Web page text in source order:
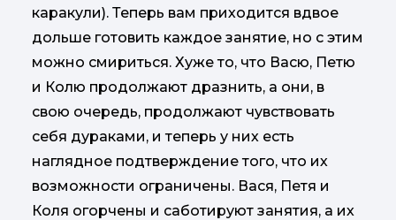
каракули). Теперь вам приходится вдвое
дольше готовить каждое занятие, но с этим
можно смириться. Хуже то, что Васю, Петю
и Колю продолжают дразнить, а они, в
свою очередь, продолжают чувствовать
себя дураками, и теперь у них есть
наглядное подтверждение того, что их
возможности ограничены. Вася, Петя и
Коля огорчены и саботируют занятия, а их